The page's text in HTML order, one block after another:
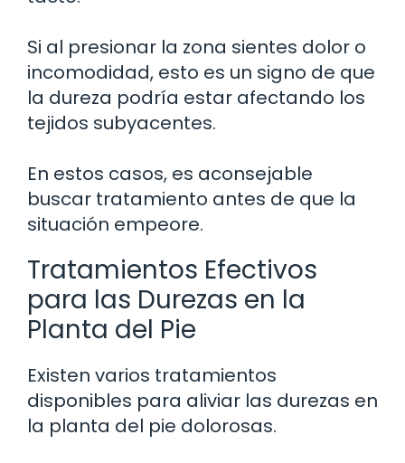
Si al presionar la zona sientes dolor o
incomodidad, esto es un signo de que
la dureza podría estar afectando los
tejidos subyacentes.
En estos casos, es aconsejable
buscar tratamiento antes de que la
situación empeore.
Tratamientos Efectivos
para las Durezas en la
Planta del Pie
Existen varios tratamientos
disponibles para aliviar las durezas en
la planta del pie dolorosas.